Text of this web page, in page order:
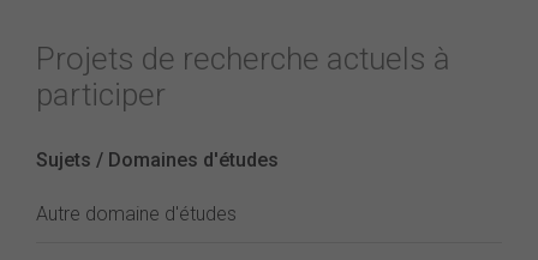
Projets de recherche actuels à
participer
Sujets / Domaines d'études
Autre domaine d'études